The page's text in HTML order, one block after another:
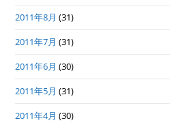
2011年8月 (31)
2011年7月 (31)
2011年6月 (30)
2011年5月 (31)
2011年4月 (30)